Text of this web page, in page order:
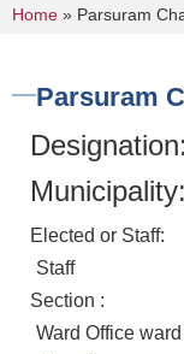
You are
Home » Parsuram
Parsuram
Designation:
Municipality:
Elected or Staff:
Staff
Section :
Ward Office